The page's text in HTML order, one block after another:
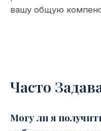
вашу общую
Часто
Могу ли я